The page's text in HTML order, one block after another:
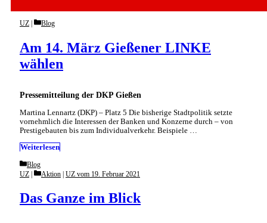
Pressemitteilung der DKP Gießen
Am 14. März Gießener LINKE
wählen
UZ Categories
Blog
Martina Lennartz (DKP) – Platz 5 Die bisherige Stadtpolitik setzte
vornehmlich die Interessen der Banken und Konzerne durch – von
Prestige­bauten bis zum Individual­verkehr. Beispiele …
Weiterlesen
Categories
Blog
Das Ganze im Blick
UZ Categories
Aktion | UZ vom 19. Februar 2021